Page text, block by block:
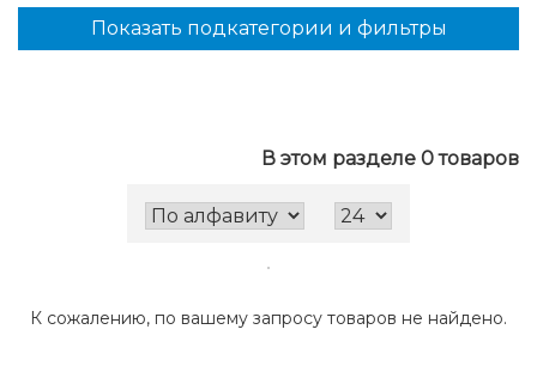
В этом разделе 0 товаров
К сожалению, по вашему запросу товаров не найдено.
Показать подкатегории и фильтры